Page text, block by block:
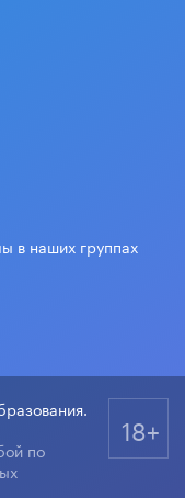
в наших группах
по
18+